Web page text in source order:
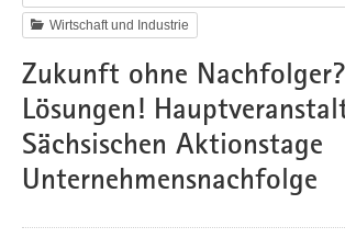
Wirtschaft und Industrie
Zukunft ohne
Lösungen!
Sächsischen Aktionstage
Unternehmensnachfolge